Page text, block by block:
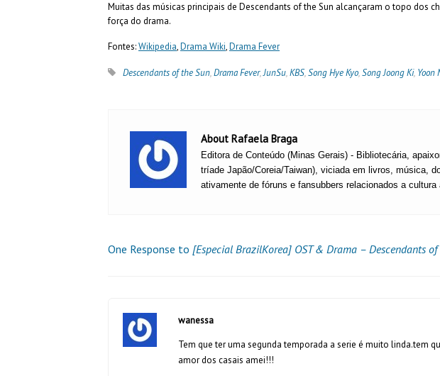
Muitas das músicas principais de Descendants of the Sun alcançaram o topo dos
força do drama.
Fontes:Wikipedia,Drama Wiki,Drama Fever
Descendants of the Sun,Drama Fever,JunSu,KBS,Song Hye Kyo,Song Joong Ki, Yoon
About Rafaela Braga
Editora de Conteúdo (Minas Gerais) - Bibliotecária,
tríade Japão/Coreia/Taiwan), viciada em livros, música,
ativamente de fóruns e fansubbers relacionados a cultura
One Response to [Especial BrazilKorea] OST & Drama – Descendants of
wanessa
Tem que ter uma segunda temporada a serie é muito linda.tem
amor dos casais amei!!!